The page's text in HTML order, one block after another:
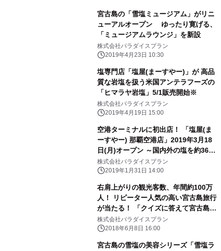
宮古島の「雪塩ミュージアム」がリニ
ューアルオープン ゆったり寛げる、
「ミュージアムラウンジ」を新設
株式会社パラダイスプラン
2019年4月23日 10:30
塩専門店「塩屋(まーすやー)」が 高品
質な岩塩を扱う米国アンテラフーズの
「ヒマラヤ岩塩」5/1販売開始※
株式会社パラダイスプラン
2019年4月19日 15:00
空港ターミナルに初出店！ 「塩屋(ま
ーすやー) 那覇空港店」2019年3月18
日(月)オープン ～国内外の塩を約360
種揃え、ソルトソムリエも常駐～
株式会社パラダイスプラン
2019年1月31日 14:00
右肩上がりの観光客数、年間約100万
人！ リピーター人気の高い宮古島旅行
が当たる！ 「クイズに答えて宮古島に
行こう！キャンペーン2018」
株式会社パラダイスプラン
2018年6月8日 16:00
宮古島の雪塩の美容シリーズ「雪塩ラ